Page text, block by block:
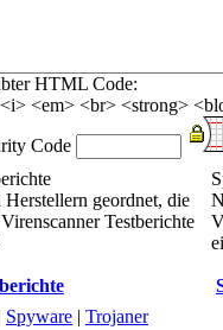
HTML Code:
<em> <br> <strong>
Code
Herstellern geordnet, die
Testberichte
Spyware | Trojaner